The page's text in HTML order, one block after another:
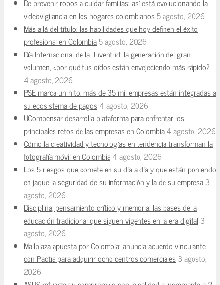
De prevenir robos a cuidar familias: así está evolucionando la
videovigilancia en los hogares colombianos5 agosto, 2026
Más allá del título: las habilidades que hoy definen el éxito
profesional en Colombia5 agosto, 2026
Día Internacional de la Juventud: la generación del gran
volumen, ¿por qué tus oídos están envejeciendo más rápido?
4 agosto, 2026
PSE marca un hito: más de 35 mil empresas están integradas a
su ecosistema de pagos4 agosto, 2026
UCompensar desarrolla plataforma para enfrentar los
principales retos de las empresas en Colombia4 agosto, 2026
Cómo la creatividad y tecnologías en tendencia transforman la
fotografía móvil en Colombia4 agosto, 2026
Los 5 riesgos que comete en su día a día y que están poniendo
en jaque la seguridad de su información y la de su empresa3
agosto, 2026
Disciplina, pensamiento crítico y memoria: las bases de la
educación tradicional que siguen vigentes en la era digital 3
agosto, 2026
Mallplaza apuesta por Colombia: anuncia acuerdo vinculante
con Pactia para adquirir ocho centros comerciales3 agosto,
2026